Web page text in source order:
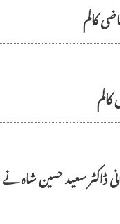
کالم
ڈاکٹر سعید حسین شاہ نے